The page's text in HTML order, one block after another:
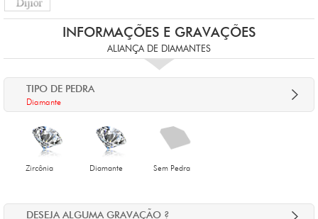
INFORMAÇÕES E GRAVAÇÕES
ALIANÇA DE DIAMANTES
TIPO DE PEDRA
Diamante
Zircônia Diamante Sem Pedra
DESEJA ALGUMA GRAVAÇÃO ?